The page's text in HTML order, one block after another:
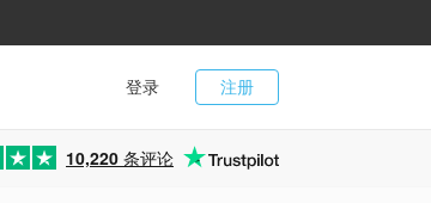
注册
登录
10,220 条评论